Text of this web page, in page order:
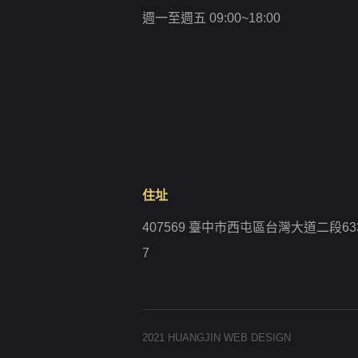
週一至週五 09:00~18:00
住址
407569 臺中市西屯區台灣大道二段
7
2021 HUANGJIN WEB DESIGN